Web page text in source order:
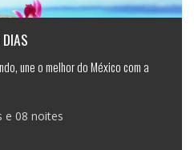
une o melhor do México com a
e 08 noites